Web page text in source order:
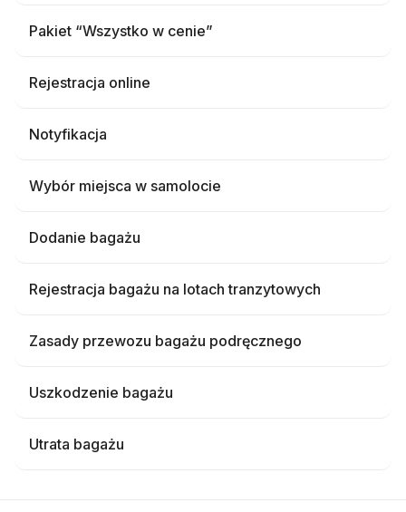
Pakiet “Wszystko w cenie”
Rejestracja online
Notyfikacja
Wybór miejsca w samolocie
Dodanie bagażu
Rejestracja bagażu na lotach tranzytowych
Zasady przewozu bagażu podręcznego
Uszkodzenie bagażu
Utrata bagażu